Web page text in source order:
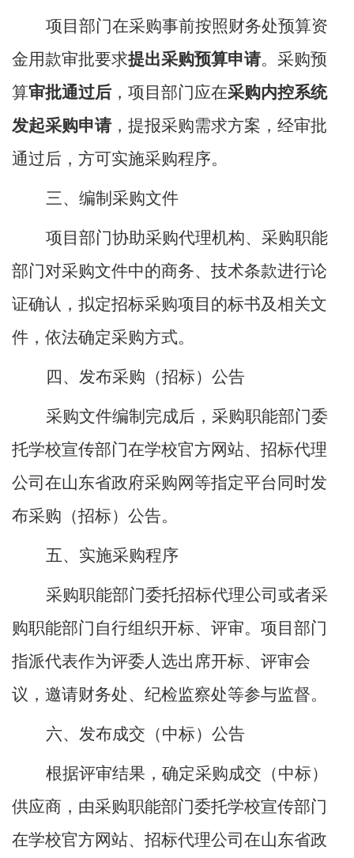
项目部门在采购事前按照财务处预算资
金用款审批要求提出采购预算申请。采购预
算审批通过后 ， 项目部门应在采购内控系统
发起采购申请，提报采购需求方案，经审批
通过后，方可实施采购程序。
三、编制采购文件
项目部门协助采购代理机构、采购职能
部门对采购文件中的商务、技术条款进行论
证确认，拟定招标采购项目的标书及相关文
件，依法确定采购方式。
四、发布采购（招标）公告
采购文件编制完成后，采购职能部门委
托学校宣传部门在学校官方网站、招标代理
公司在山东省政府采购网等指定平台同时发
布采购（招标）公告。
五、实施采购程序
采购职能部门委托招标代理公司或者采
购职能部门自行组织开标、评审。项目部门
指派代表作为评委人选出席开标、评审会
议，邀请财务处、纪检监察处等参与监督。
六、发布成交（中标）公告
根据评审结果，确定采购成交（中标）
供应商，由采购职能部门委托学校宣传部门
在学校官方网站、招标代理公司在山东省政